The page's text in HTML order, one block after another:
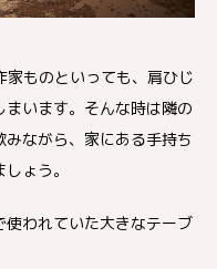
ものといっても、肩ひじ
います。そんな時は隣の
ながら、家にある手持ち
ょう。
われていた大きなテーブ